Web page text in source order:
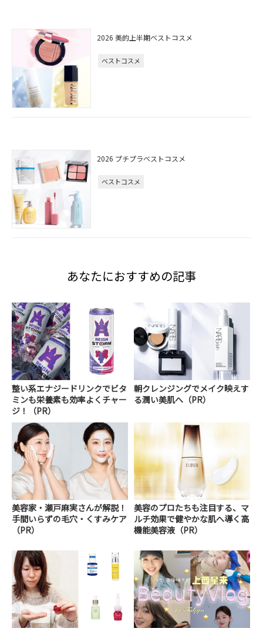
2026 美的上半期ベストコスメ
ベストコスメ
2026 プチプラベストコスメ
ベストコスメ
あなたにおすすめの記事
整い系エナジードリンクでビタ
ミンも栄養素も効率よくチャー
ジ！（PR）
朝クレンジングでメイク映えす
る潤い美肌へ（PR）
美容家・瀬戸麻実さんが解説！
手間いらずの毛穴・くすみケア
（PR）
美容のプロたちも注目する、マ
ルチ効果で健やかな肌へ導く高
機能美容液（PR）